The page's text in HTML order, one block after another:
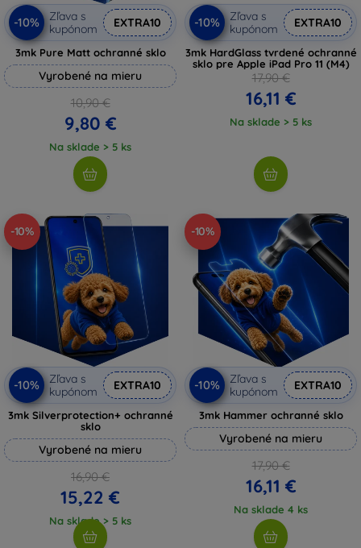
-10%
Zľava s
kupónom
EXTRA10
3mk Pure Matt ochranné sklo
Vyrobené na mieru
10,90 €
9,80 €
Na sklade > 5 ks
-10%
Zľava s
kupónom
EXTRA10
3mk HardGlass tvrdené ochranné
sklo pre Apple iPad Pro 11 (M4)
17,90 €
16,11 €
Na sklade > 5 ks
-10%
-10%
Zľava s
kupónom
EXTRA10
3mk Silverprotection+ ochranné
sklo
Vyrobené na mieru
16,90 €
15,22 €
Na sklade > 5 ks
-10%
-10%
Zľava s
kupónom
EXTRA10
3mk Hammer ochranné sklo
Vyrobené na mieru
17,90 €
16,11 €
Na sklade 4 ks